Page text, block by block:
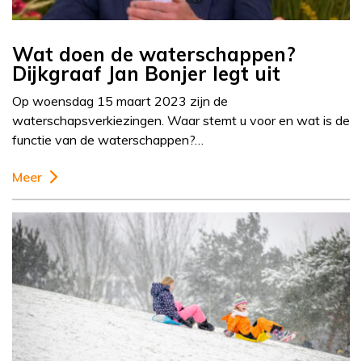
Wat doen de waterschappen?
Dijkgraaf Jan Bonjer legt uit
Op woensdag 15 maart 2023 zijn de
waterschapsverkiezingen. Waar stemt u voor en wat is de
functie van de waterschappen?…
Meer